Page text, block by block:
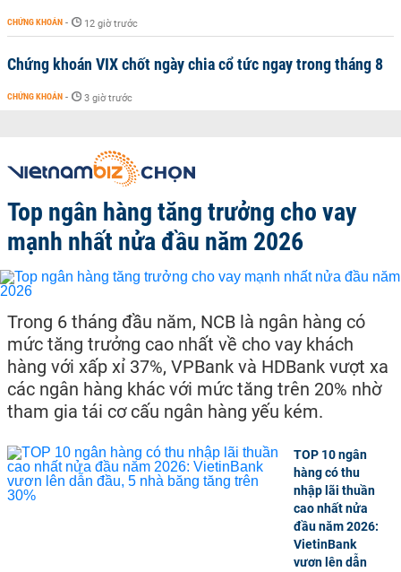
CHỨNG KHOÁN - 12 giờ trước
Chứng khoán VIX chốt ngày chia cổ tức ngay trong tháng 8
CHỨNG KHOÁN - 3 giờ trước
Top ngân hàng tăng trưởng cho vay
mạnh nhất nửa đầu năm 2026
Trong 6 tháng đầu năm, NCB là ngân hàng có
mức tăng trưởng cao nhất về cho vay khách
hàng với xấp xỉ 37%, VPBank và HDBank vượt xa
các ngân hàng khác với mức tăng trên 20% nhờ
tham gia tái cơ cấu ngân hàng yếu kém.
TOP 10 ngân
hàng có thu
nhập lãi thuần
cao nhất nửa
đầu năm 2026:
VietinBank
vươn lên dẫn